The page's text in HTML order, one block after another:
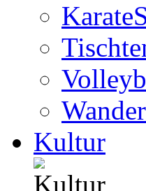
Karate
Kultur